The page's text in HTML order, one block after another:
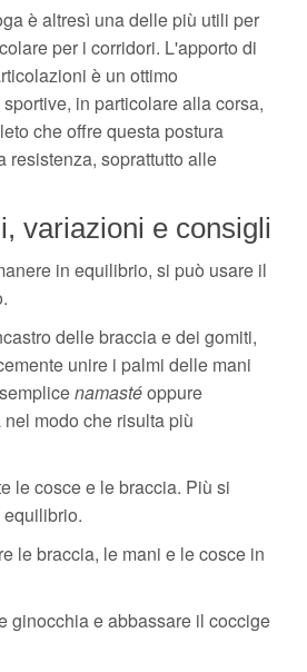
è altresì una delle più utili per
per i corridori. L'apporto di
è un ottimo
in particolare alla corsa,
che offre questa postura
resistenza, soprattutto alle
variazioni e consigli
in equilibrio, si può usare il
delle braccia e dei gomiti,
unire i palmi delle mani
namastéoppure
modo che risulta più
le cosce e le braccia. Più si
le braccia, le mani e le cosce in
ginocchia e abbassare il coccige